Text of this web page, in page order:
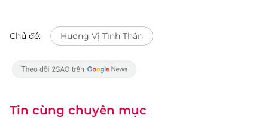
Chủ đề: Hương Vị Tình Thân
Tin cùng chuyên mục